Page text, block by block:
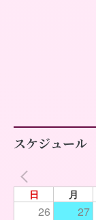
スケジュール
日 月
26 27